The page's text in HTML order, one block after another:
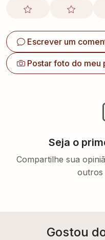
Escrever um
Postar foto do meu
Seja o
Compartilhe sua
outros
Gostou